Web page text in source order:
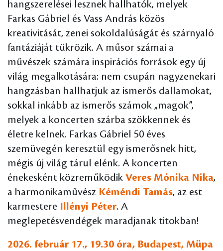
hangszerelései lesznek hallhatók, melyek
Farkas Gábriel és Vass András közös
kreativitását, zenei sokoldalúságát és szárnyaló
fantáziáját tükrözik. A műsor számai a
művészek számára inspirációs források egy új
világ megalkotására: nem csupán nagyzenekari
hangzásban hallhatjuk az ismerős dallamokat,
sokkal inkább az ismerős számok „magok”,
melyek a koncerten szárba szökkennek és
életre kelnek. Farkas Gábriel 50 éves
szemüvegén keresztül egy ismerősnek hitt,
mégis új világ tárul elénk. A koncerten
énekesként közreműködik Veres Mónika Nika,
a harmonikaművész Kéméndi Tamás, az est
karmestere Illényi Péter. A
meglepetésvendégek maradjanak titokban!
2026. február 17., 19.30 óra, Budapest, Müpa